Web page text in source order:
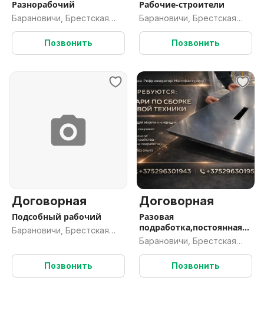
Разнорабочий
Барановичи, Брестская
обл.
Позвонить
Рабочие-строители
Барановичи, Брестская
обл.
Позвонить
Договорная
Подсобный рабочий
Барановичи, Брестская
Позвонить
Договорная
Разовая
подработка,постоянная
работа.
Барановичи, Брестская
обл.
Позвонить